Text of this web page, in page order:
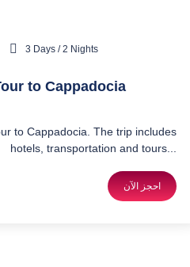
3 Days / 2 Nights
to Cappadocia
to Cappadocia. The trip includes
hotels, transportation and tours...
احجز الآن